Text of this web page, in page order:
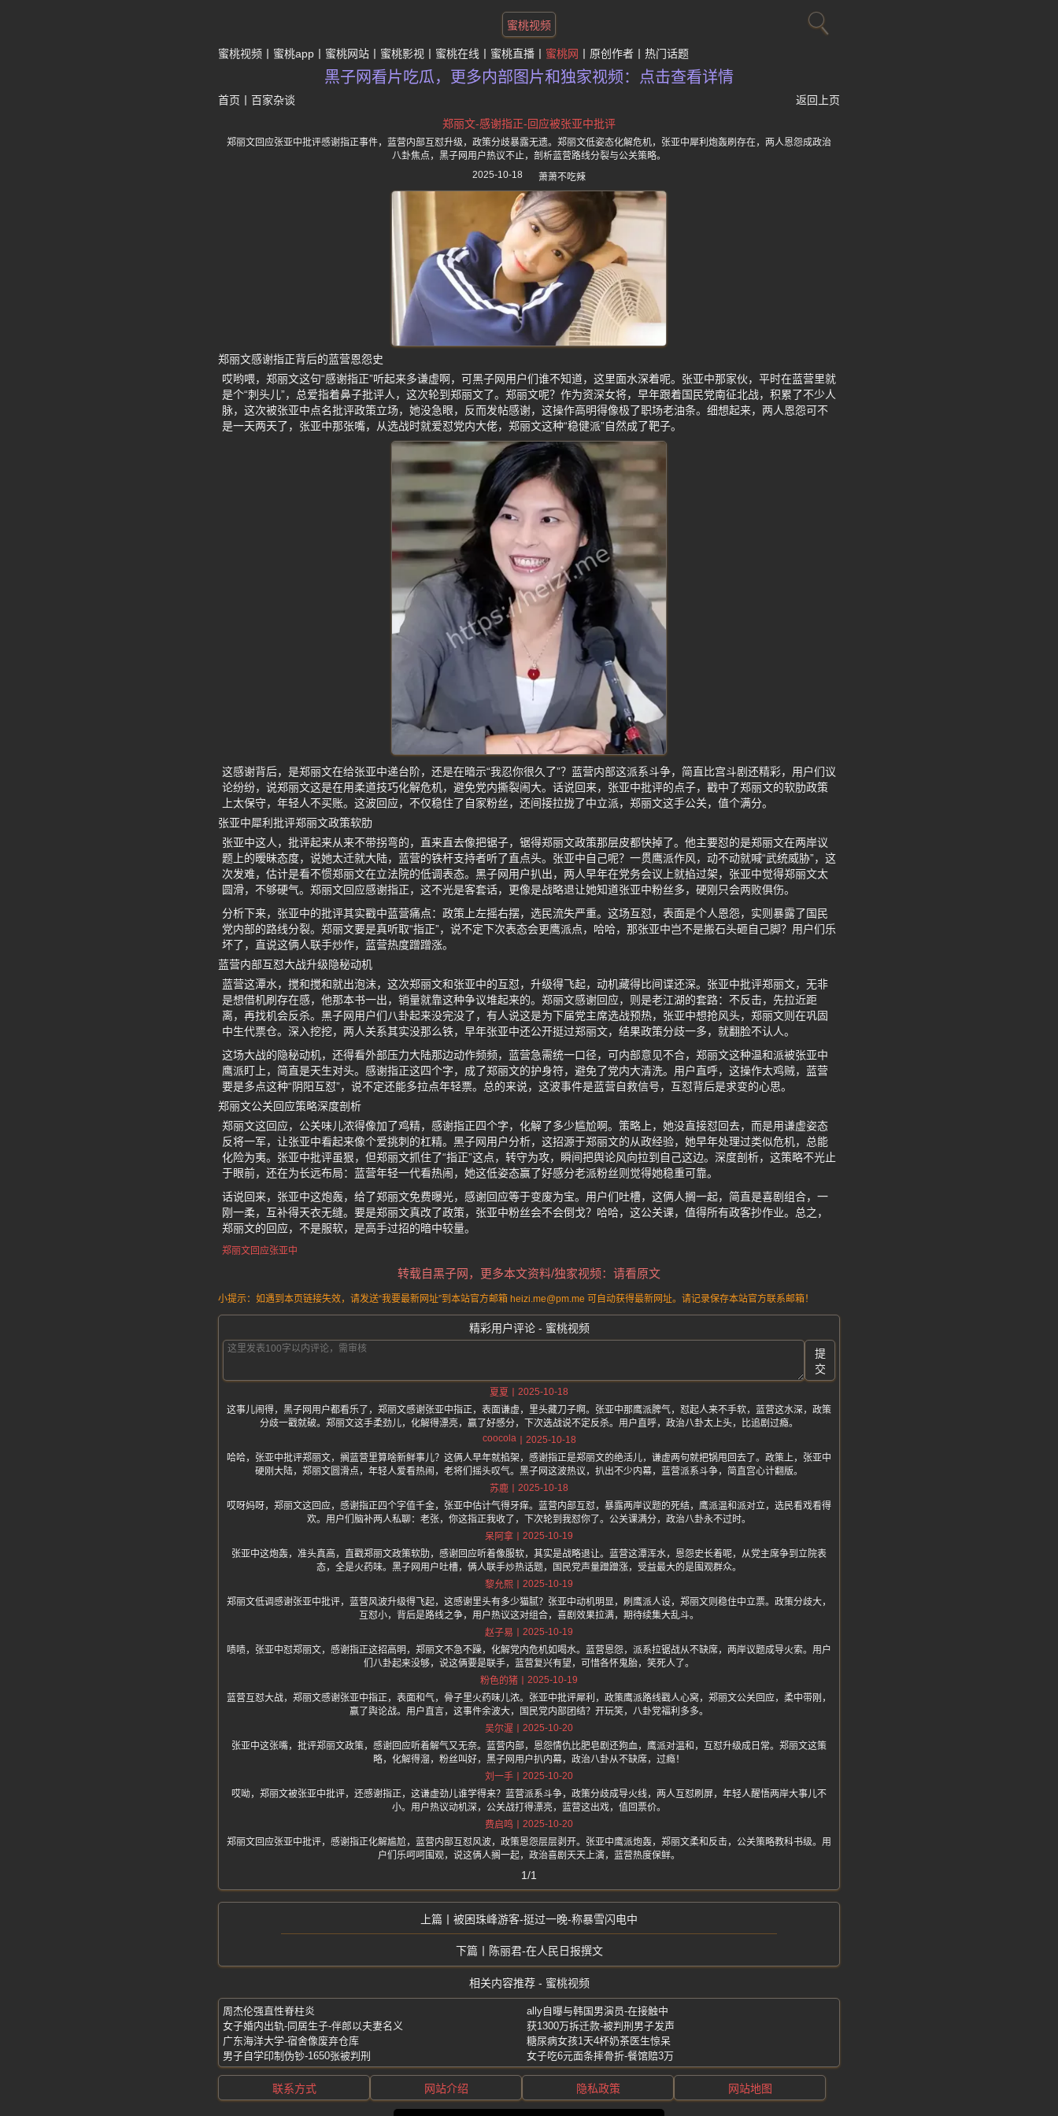
蜜桃视频
蜜桃视频 蜜桃app 蜜桃网站 蜜桃影视 蜜桃在线 蜜桃直播 蜜桃网 原创作者 热门话题
黑子网看片吃瓜，更多内部图片和独家视频：点击查看详情
首页 百家杂谈
返回上页
郑丽文-感谢指正-回应被张亚中批评
郑丽文回应张亚中批评感谢指正事件，蓝营内部互怼升级，政策分歧暴露无遗。郑丽文低姿态化解危机，张亚中犀利炮轰刷存在，两人恩怨成政治
八卦焦点，黑子网用户热议不止，剖析蓝营路线分裂与公关策略。
2025-10-18
萧萧不吃辣
郑丽文感谢指正背后的蓝营恩怨史
哎哟喂，郑丽文这句“感谢指正”听起来多谦虚啊，可黑子网用户们谁不知道，这里面水深着呢。张亚中那家伙，平时在蓝营里就
是个“刺头儿”，总爱指着鼻子批评人，这次轮到郑丽文了。郑丽文呢？作为资深女将，早年跟着国民党南征北战，积累了不少人
脉，这次被张亚中点名批评政策立场，她没急眼，反而发帖感谢，这操作高明得像极了职场老油条。细想起来，两人恩怨可不
是一天两天了，张亚中那张嘴，从选战时就爱怼党内大佬，郑丽文这种“稳健派”自然成了靶子。
这感谢背后，是郑丽文在给张亚中递台阶，还是在暗示“我忍你很久了”？蓝营内部这派系斗争，简直比宫斗剧还精彩，用户们议
论纷纷，说郑丽文这是在用柔道技巧化解危机，避免党内撕裂闹大。话说回来，张亚中批评的点子，戳中了郑丽文的软肋政策
上太保守，年轻人不买账。这波回应，不仅稳住了自家粉丝，还间接拉拢了中立派，郑丽文这手公关，值个满分。
张亚中犀利批评郑丽文政策软肋
张亚中这人，批评起来从来不带拐弯的，直来直去像把锯子，锯得郑丽文政策那层皮都快掉了。他主要怼的是郑丽文在两岸议
题上的暧昧态度，说她太迁就大陆，蓝营的铁杆支持者听了直点头。张亚中自己呢？一贯鹰派作风，动不动就喊“武统威胁”，这
次发难，估计是看不惯郑丽文在立法院的低调表态。黑子网用户扒出，两人早年在党务会议上就掐过架，张亚中觉得郑丽文太
圆滑，不够硬气。郑丽文回应感谢指正，这不光是客套话，更像是战略退让她知道张亚中粉丝多，硬刚只会两败俱伤。
分析下来，张亚中的批评其实戳中蓝营痛点：政策上左摇右摆，选民流失严重。这场互怼，表面是个人恩怨，实则暴露了国民
党内部的路线分裂。郑丽文要是真听取“指正”，说不定下次表态会更鹰派点，哈哈，那张亚中岂不是搬石头砸自己脚？用户们乐
坏了，直说这俩人联手炒作，蓝营热度蹭蹭涨。
蓝营内部互怼大战升级隐秘动机
蓝营这潭水，搅和搅和就出泡沫，这次郑丽文和张亚中的互怼，升级得飞起，动机藏得比间谍还深。张亚中批评郑丽文，无非
是想借机刷存在感，他那本书一出，销量就靠这种争议堆起来的。郑丽文感谢回应，则是老江湖的套路：不反击，先拉近距
离，再找机会反杀。黑子网用户们八卦起来没完没了，有人说这是为下届党主席选战预热，张亚中想抢风头，郑丽文则在巩固
中生代票仓。深入挖挖，两人关系其实没那么铁，早年张亚中还公开挺过郑丽文，结果政策分歧一多，就翻脸不认人。
这场大战的隐秘动机，还得看外部压力大陆那边动作频频，蓝营急需统一口径，可内部意见不合，郑丽文这种温和派被张亚中
鹰派盯上，简直是天生对头。感谢指正这四个字，成了郑丽文的护身符，避免了党内大清洗。用户直呼，这操作太鸡贼，蓝营
要是多点这种“阴阳互怼”，说不定还能多拉点年轻票。总的来说，这波事件是蓝营自救信号，互怼背后是求变的心思。
郑丽文公关回应策略深度剖析
郑丽文这回应，公关味儿浓得像加了鸡精，感谢指正四个字，化解了多少尴尬啊。策略上，她没直接怼回去，而是用谦虚姿态
反将一军，让张亚中看起来像个爱挑刺的杠精。黑子网用户分析，这招源于郑丽文的从政经验，她早年处理过类似危机，总能
化险为夷。张亚中批评虽狠，但郑丽文抓住了“指正”这点，转守为攻，瞬间把舆论风向拉到自己这边。深度剖析，这策略不光止
于眼前，还在为长远布局：蓝营年轻一代看热闹，她这低姿态赢了好感分老派粉丝则觉得她稳重可靠。
话说回来，张亚中这炮轰，给了郑丽文免费曝光，感谢回应等于变废为宝。用户们吐槽，这俩人搁一起，简直是喜剧组合，一
刚一柔，互补得天衣无缝。要是郑丽文真改了政策，张亚中粉丝会不会倒戈？哈哈，这公关课，值得所有政客抄作业。总之，
郑丽文的回应，不是服软，是高手过招的暗中较量。
郑丽文回应张亚中
转载自黑子网，更多本文资料/独家视频：请看原文
小提示：如遇到本页链接失效，请发送“我要最新网址”到本站官方邮箱 heizi.me@pm.me 可自动获得最新网址。请记录保存本站官方联系邮箱！
精彩用户评论 - 蜜桃视频
提
交
夏夏
2025-10-18
这事儿闹得，黑子网用户都看乐了，郑丽文感谢张亚中指正，表面谦虚，里头藏刀子啊。张亚中那鹰派脾气，怼起人来不手软，蓝营这水深，政策
分歧一戳就破。郑丽文这手柔劲儿，化解得漂亮，赢了好感分，下次选战说不定反杀。用户直呼，政治八卦太上头，比追剧过瘾。
coocola
2025-10-18
哈哈，张亚中批评郑丽文，搁蓝营里算啥新鲜事儿？这俩人早年就掐架，感谢指正是郑丽文的绝活儿，谦虚两句就把锅甩回去了。政策上，张亚中
硬刚大陆，郑丽文圆滑点，年轻人爱看热闹，老将们摇头叹气。黑子网这波热议，扒出不少内幕，蓝营派系斗争，简直宫心计翻版。
苏鹿
2025-10-18
哎呀妈呀，郑丽文这回应，感谢指正四个字值千金，张亚中估计气得牙痒。蓝营内部互怼，暴露两岸议题的死结，鹰派温和派对立，选民看戏看得
欢。用户们脑补两人私聊：老张，你这指正我收了，下次轮到我怼你了。公关课满分，政治八卦永不过时。
呆阿拿
2025-10-19
张亚中这炮轰，准头真高，直戳郑丽文政策软肋，感谢回应听着像服软，其实是战略退让。蓝营这潭浑水，恩怨史长着呢，从党主席争到立院表
态，全是火药味。黑子网用户吐槽，俩人联手炒热话题，国民党声量蹭蹭涨，受益最大的是围观群众。
黎允熙
2025-10-19
郑丽文低调感谢张亚中批评，蓝营风波升级得飞起，这感谢里头有多少猫腻？张亚中动机明显，刷鹰派人设，郑丽文则稳住中立票。政策分歧大，
互怼小，背后是路线之争，用户热议这对组合，喜剧效果拉满，期待续集大乱斗。
赵子易
2025-10-19
啧啧，张亚中怼郑丽文，感谢指正这招高明，郑丽文不急不躁，化解党内危机如喝水。蓝营恩怨，派系拉锯战从不缺席，两岸议题成导火索。用户
们八卦起来没够，说这俩要是联手，蓝营复兴有望，可惜各怀鬼胎，笑死人了。
粉色的猪
2025-10-19
蓝营互怼大战，郑丽文感谢张亚中指正，表面和气，骨子里火药味儿浓。张亚中批评犀利，政策鹰派路线戳人心窝，郑丽文公关回应，柔中带刚，
赢了舆论战。用户直言，这事件余波大，国民党内部团结？开玩笑，八卦党福利多多。
吴尔渥
2025-10-20
张亚中这张嘴，批评郑丽文政策，感谢回应听着解气又无奈。蓝营内部，恩怨情仇比肥皂剧还狗血，鹰派对温和，互怼升级成日常。郑丽文这策
略，化解得溜，粉丝叫好，黑子网用户扒内幕，政治八卦从不缺席，过瘾！
刘一手
2025-10-20
哎呦，郑丽文被张亚中批评，还感谢指正，这谦虚劲儿谁学得来？蓝营派系斗争，政策分歧成导火线，两人互怼刷屏，年轻人醒悟两岸大事儿不
小。用户热议动机深，公关战打得漂亮，蓝营这出戏，值回票价。
费启鸣
2025-10-20
郑丽文回应张亚中批评，感谢指正化解尴尬，蓝营内部互怼风波，政策恩怨层层剥开。张亚中鹰派炮轰，郑丽文柔和反击，公关策略教科书级。用
户们乐呵呵围观，说这俩人搁一起，政治喜剧天天上演，蓝营热度保鲜。
1/1
被困珠峰游客-挺过一晚-称暴雪闪电中
陈丽君-在人民日报撰文
相关内容推荐 - 蜜桃视频
周杰伦强直性脊柱炎
ally自曝与韩国男演员-在接触中
女子婚内出轨-同居生子-伴郎以夫妻名义
获1300万拆迁款-被判刑男子发声
广东海洋大学-宿舍像废弃仓库
糖尿病女孩1天4杯奶茶医生惊呆
男子自学印制伪钞-1650张被判刑
女子吃6元面条摔骨折-餐馆赔3万
联系方式 网站介绍 隐私政策 网站地图